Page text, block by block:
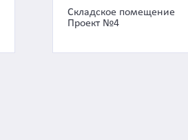
Складское помещение
Проект №4